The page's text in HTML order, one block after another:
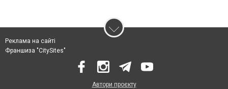
Реклама на сайті
Франшиза "CitySites"
Автори проєкту